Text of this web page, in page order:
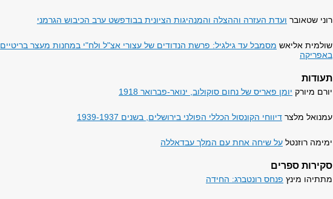
רוני שטאובר ועדת העזרה וההצלה והמנהיגות הציונית בבודפשט ערב הכיבוש הגרמני
שולמית אליאש מסמבל עד גילגיל: פרשת הנדודים של עצורי אצ"ל ולח"י במחנות מעצר בריטיים
באפריקה
תעודות
יורם מיורק יומן פאריס של נחום סוקולוב, ינואר-פברואר 1918
עמנואל מלצר דיווחי הקונסול הכללי הפולני בירושלים, בשנים 1939-1937
ימימה רוזנטל על שיחה אחת עם המלך עבדאללה
סקירות ספרים
מתתיהו מינץ פנחס רונטברג: החידה